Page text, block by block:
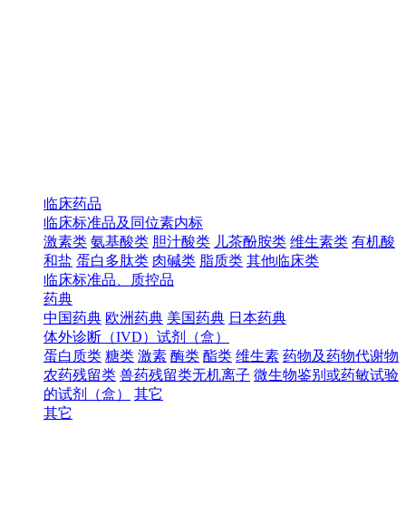
临床药品
临床标准品及同位素内标
激素类 氨基酸类 胆汁酸类 儿茶酚胺类 维生素类 有机酸
和盐 蛋白多肽类 肉碱类 脂质类 其他临床类
临床标准品、质控品
药典
中国药典 欧洲药典 美国药典 日本药典
体外诊断（IVD）试剂（盒）
蛋白质类 糖类 激素 酶类 酯类 维生素 药物及药物代谢物
农药残留类 兽药残留类无机离子 微生物鉴别或药敏试验
的试剂（盒）
其它
其它